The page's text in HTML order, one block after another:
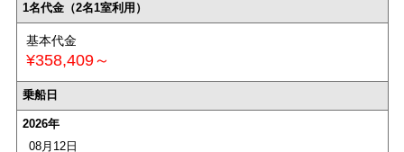
1名代金（2名1室利用）
基本代金
¥358,409～
乗船日
2026年
08月12日